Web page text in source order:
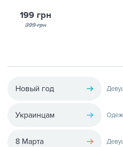
199 грн
399 грн
Новый год
Украинцам
8 Марта